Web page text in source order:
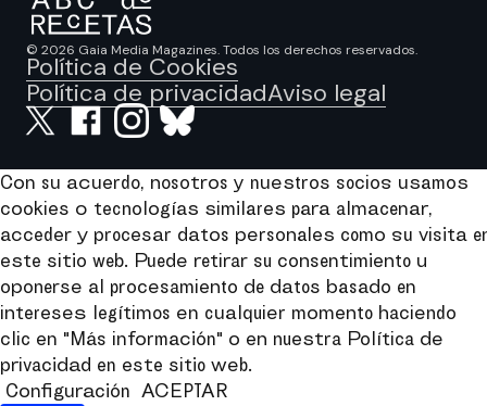
© 2026 Gaia Media Magazines. Todos los derechos reservados.
Política de Cookies
Política de privacidadAviso legal
Con su acuerdo, nosotros y nuestros socios usamos
cookies o tecnologías similares para almacenar,
acceder y procesar datos personales como su visita
este sitio web. Puede retirar su consentimiento u
oponerse al procesamiento de datos basado en
intereses legítimos en cualquier momento haciendo
clic en "Más información" o en nuestra Política de
privacidad en este sitio web.
Configuración
ACEPTAR